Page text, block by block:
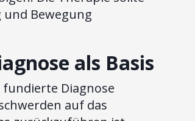
Bewegung
als Basis
Diagnose
auf das